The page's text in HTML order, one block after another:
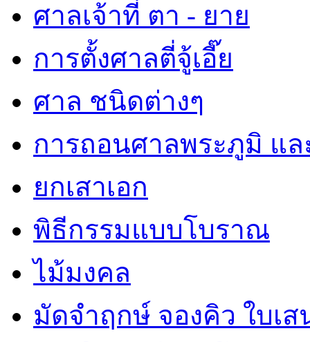
ศาลเจ้าที่ ตา - ยาย
การตั้งศาลตี่จู้เอี๊ย
ศาล ชนิดต่างๆ
การถอนศาลพระภูมิ แล
ยกเสาเอก
พิธีกรรมแบบโบราณ
ไม้มงคล
มัดจำฤกษ์ จองคิว ใบเ